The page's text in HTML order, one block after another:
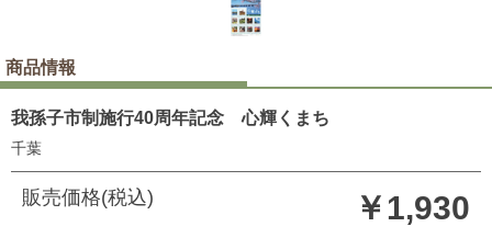
商品情報
我孫子市制施行40周年記念 心輝くまち
千葉
販売価格(税込) ￥1,930